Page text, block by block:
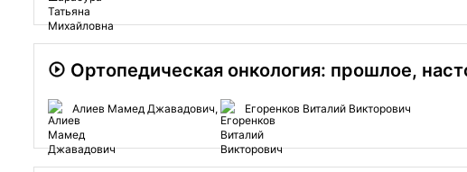
Ортопедическая онкология: прошлое,
Алиев Мамед Джавадович, Егоренков Виталий Викторович